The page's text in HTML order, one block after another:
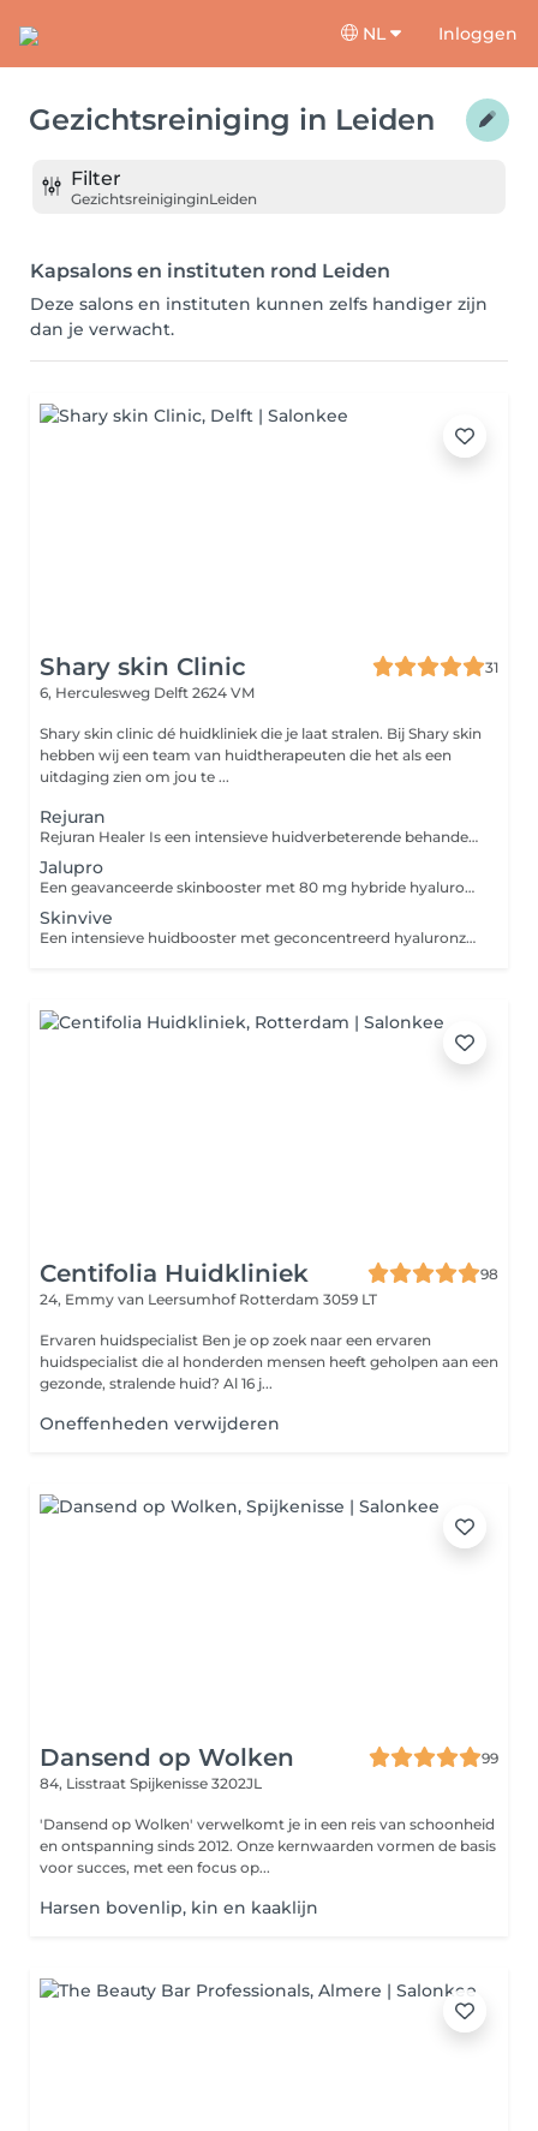
NL Inloggen
Gezichtsreiniging in Leiden
Filter
GezichtsreiniginginLeiden
Kapsalons en instituten rond Leiden
Deze salons en instituten kunnen zelfs handiger zijn
dan je verwacht.
Shary skin Clinic
31
6, Herculesweg Delft 2624 VM
Shary skin clinic dé huidkliniek die je laat stralen. Bij Shary skin
hebben wij een team van huidtherapeuten die het als een
uitdaging zien om jou te ...
Rejuran
Rejuran Healer Is een intensieve huidverbeterende behandeling met polynucleotiden (PN) uit zalm-DNA die de huid van binnenuit herstelt, collageen stimuleert, de elasticiteit en hydratatie verbetert en zorgt voor een stevigere, gladdere en jeugdige uitstraling van gezicht, hals en decolleté. Rejuran HB Plus is een geavanceerde skinbooster met polynucleotiden (PN), hyaluronzuur en een verdovingsmiddel die de huid herstelt, hydrateert en de elasticiteit verbetert, terwijl het tegelijkertijd de aanmaak van collageen stimuleert voor een gladdere en meer stralende huid. Rejuran Scar is een gespecialiseerde huidherstellende behandeling op basis van sterk gezuiverde polynucleotiden (PDRN), ontwikkeld voor de aanpak van atrofische littekens, met name acne-littekens.
Jalupro
Een geavanceerde skinbooster met 80 mg hybride hyaluronzuur, 3 peptiden en 7 aminozuren die de huid intens hydrateert, collageen- en elastineaanmaak stimuleert, zorgt voor een verstevigend en liftend effect en geschikt is voor gezicht, hals, decolleté
Skinvive
Een intensieve huidbooster met geconcentreerd hyaluronzuur en voedende ingrediënten die de huid diep hydrateert, de elasticiteit en stevigheid verbetert en zorgt voor een frisse, gladde en jeugdige uitstraling van gezicht, hals en decolleté.
Centifolia Huidkliniek
98
24, Emmy van Leersumhof Rotterdam 3059 LT
Ervaren huidspecialist Ben je op zoek naar een ervaren
huidspecialist die al honderden mensen heeft geholpen aan een
gezonde, stralende huid? Al 16 j...
Oneffenheden verwijderen
Dansend op Wolken
99
84, Lisstraat Spijkenisse 3202JL
'Dansend op Wolken' verwelkomt je in een reis van schoonheid
en ontspanning sinds 2012. Onze kernwaarden vormen de basis
voor succes, met een focus op...
Harsen bovenlip, kin en kaaklijn